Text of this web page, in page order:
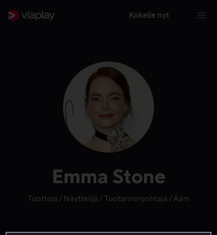
Kokeile nyt
Emma Stone
Tuottaja Näyttelijä Tuotannonjohtaja Ääni